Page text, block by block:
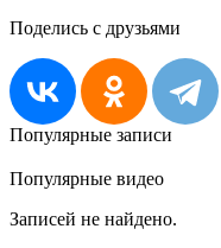
Поделись с друзьями
Популярные записи
Популярные видео
Записей не найдено.